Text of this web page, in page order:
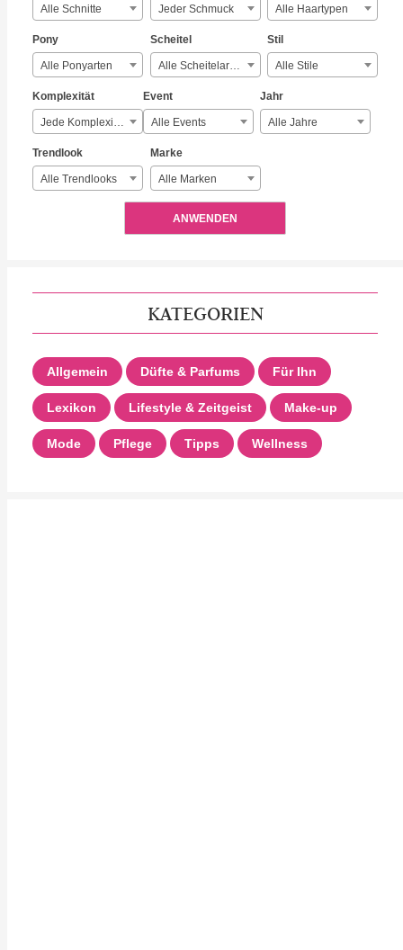
Alle Schnitte Jeder Schmuck Alle Haartypen
Pony
Alle Ponyarten
Scheitel
Alle Scheitelarten
Stil
Alle Stile
Komplexität
Jede Komplexität
Event
Alle Events
Jahr
Alle Jahre
Trendlook
Alle Trendlooks
Marke
Alle Marken
ANWENDEN
KATEGORIEN
Allgemein Düfte & Parfums Für Ihn
Lexikon Lifestyle & Zeitgeist Make-up
Mode Pflege Tipps Wellness